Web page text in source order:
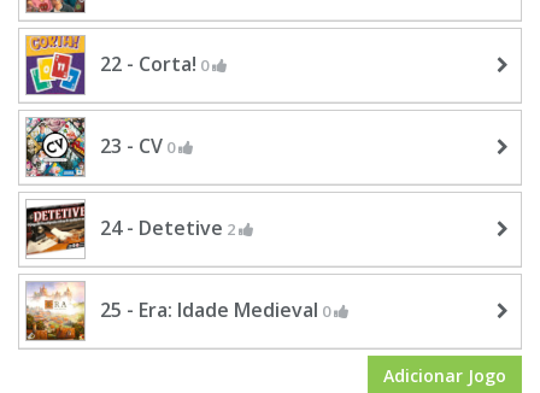
22 - Corta! 0
23 - CV 0
24 - Detetive 2
25 - Era: Idade Medieval 0
Adicionar Jogo